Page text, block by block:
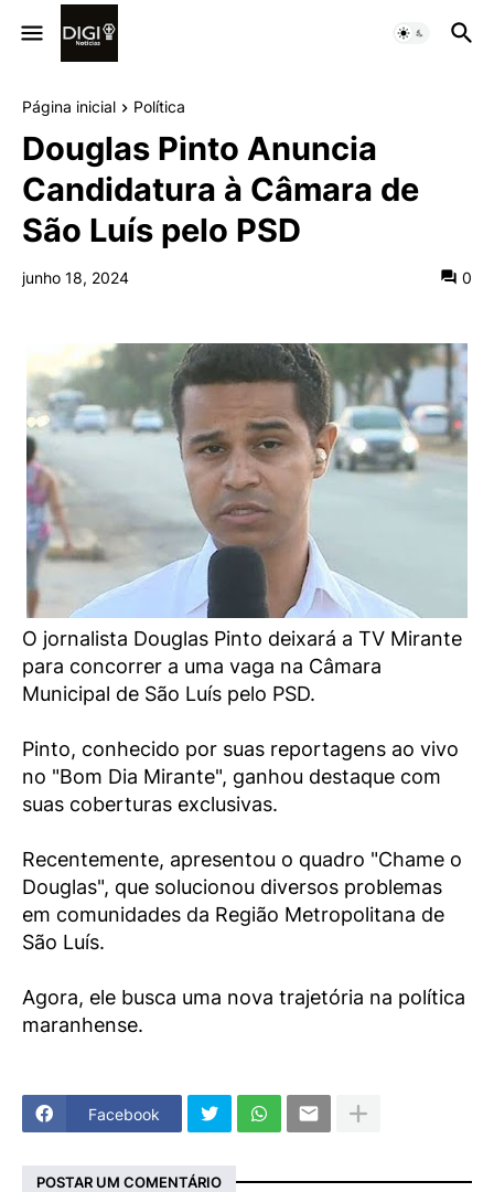
Página inicial Política
Douglas Pinto Anuncia
Candidatura à Câmara de
São Luís pelo PSD
junho 18, 2024 0
O jornalista Douglas Pinto deixará a TV Mirante
para concorrer a uma vaga na Câmara
Municipal de São Luís pelo PSD.
Pinto, conhecido por suas reportagens ao vivo
no "Bom Dia Mirante", ganhou destaque com
suas coberturas exclusivas.
Recentemente, apresentou o quadro "Chame o
Douglas", que solucionou diversos problemas
em comunidades da Região Metropolitana de
São Luís.
Agora, ele busca uma nova trajetória na política
maranhense.
Facebook
POSTAR UM COMENTÁRIO